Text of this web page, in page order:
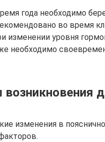
года необходимо
во время
изменении уровня
необходимо
изменения в